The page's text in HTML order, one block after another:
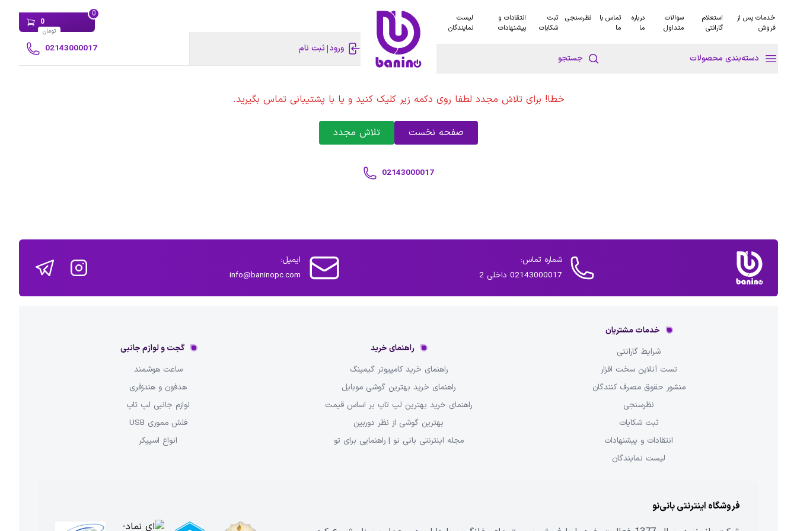
خدمات پس از
فروش
استعلام
گارانتی
سوالات
متداول
درباره
ما
تماس با
ما
نظرسنجی
ثبت
شکایات
انتقادات و
پیشنهادات
لیست
نمایندگان
دسته‌بندی محصولات جستجو
0
0
تومان
ورود ثبت نام 02143000017
خطا! برای تلاش مجدد لطفا روی دکمه زیر کلیک کنید و یا با پشتیبانی تماس بگیرید.
صفحه نخست تلاش مجدد
02143000017
شماره تماس:
02143000017 داخلی 2
ایمیل:
info@baninopc.com
خدمات مشتریان
شرایط گارانتی
تست آنلاین سخت افزار
منشور حقوق مصرف کنندگان
نظرسنجی
ثبت شکایات
انتقادات و پیشنهادات
لیست نمایندگان
راهنمای خرید
راهنمای خرید کامپیوتر گیمینگ
راهنمای خرید بهترین گوشی موبایل
راهنمای خرید بهترین لپ تاپ بر اساس قیمت
بهترین گوشی از نظر دوربین
مجله اینترنتی بانی نو | راهنمایی برای تو
گجت و لوازم جانبی
ساعت هوشمند
هدفون و هندزفری
لوازم جانبی لپ تاپ
فلش مموری USB
انواع اسپیکر
فروشگاه اینترنتی بانی‌نو